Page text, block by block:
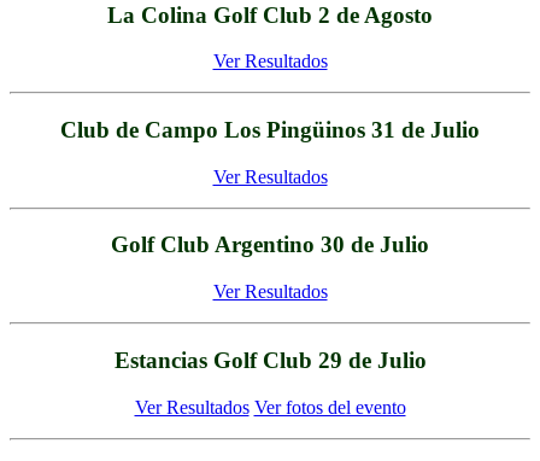
La Colina Golf Club 2 de Agosto
Ver Resultados
Club de Campo Los Pingüinos 31 de Julio
Ver Resultados
Golf Club Argentino 30 de Julio
Ver Resultados
Estancias Golf Club 29 de Julio
Ver Resultados Ver fotos del evento